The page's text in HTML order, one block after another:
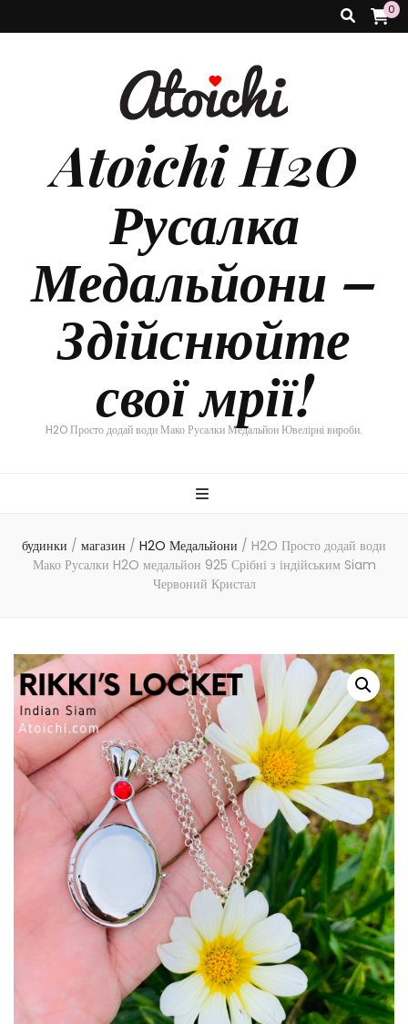
0
Atoichi H2O
Русалка
Медальйони –
Здійснюйте
свої мрії!
H2O Просто додай води Мако Русалки Медальйон Ювелірні вироби.
будинки / магазин / H2O Медальйони / H2O Просто додай води
Мако Русалки H2O медальйон 925 Срібні з індійським Siam
Червоний Кристал